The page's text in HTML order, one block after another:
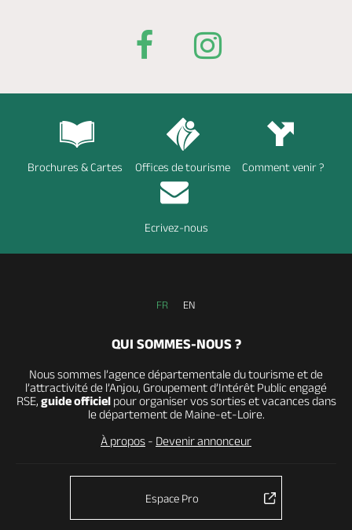
Brochures & Cartes Offices de tourisme Comment venir ?
Ecrivez-nous
FR EN
QUI SOMMES-NOUS ?
Nous sommes l’agence départementale du tourisme et de
l’attractivité de l’Anjou, Groupement d’Intérêt Public engagé
RSE, guide officielpour organiser vos sorties et vacances dans
le département de Maine-et-Loire.
À propos - Devenir annonceur
Espace Pro